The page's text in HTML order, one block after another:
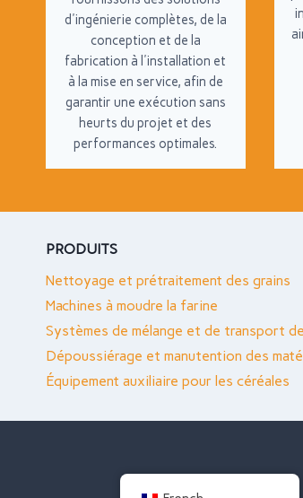
d'ingénierie complètes, de la
conception et de la
fabrication à l'installation et
à la mise en service, afin de
garantir une exécution sans
heurts du projet et des
performances optimales.
PRODUITS
Nettoyage et prétraitement des grains
Machines à moudre la farine
Systèmes de mélange et de transport
Dépoussiérage et manutention des
Équipement auxiliaire pour les céréales